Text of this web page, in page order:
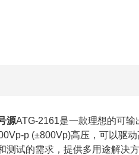
源ATG-2161是一款理想的可
p (±800Vp)高压，可以驱
测试的需求，提供多用途解决方